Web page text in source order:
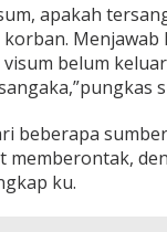
apakah
belum
beberapa
ku.